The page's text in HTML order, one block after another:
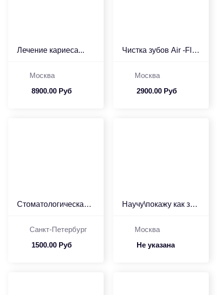
Лечение кариеса...
8900.00 Руб
Москва
Чистка зубов Air -Flow...
2900.00 Руб
Москва
Стоматологическая клини...
1500.00 Руб
Санкт-Петербург
Научу\покажу как зараба...
Не указана
Москва